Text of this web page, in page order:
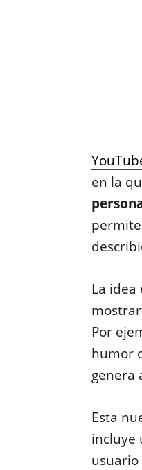
en la
La
Por
humor
genera
Esta
incluye